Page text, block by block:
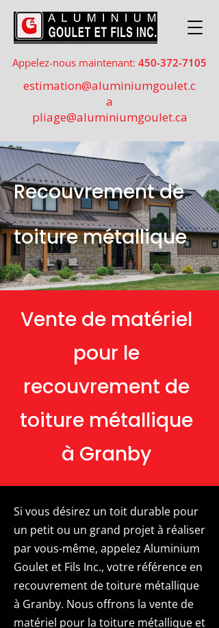
Appelez-nous maintenant: 450-372-7105
estimation@aluminiumgoulet.c
a
pliage@aluminiumgoulet.ca
Recouvrement de
toiture métallique
Vente de matériel
pour le
recouvrement de
toiture métallique
à Granby
Si vous désirez un toit durable pour
un petit ou un grand projet à réaliser
par vous-même, appelez Aluminium
Goulet et Fils Inc., votre référence en
recouvrement de toiture métallique
à Granby. Nous offrons la vente de
matériel pour la toiture métallique et